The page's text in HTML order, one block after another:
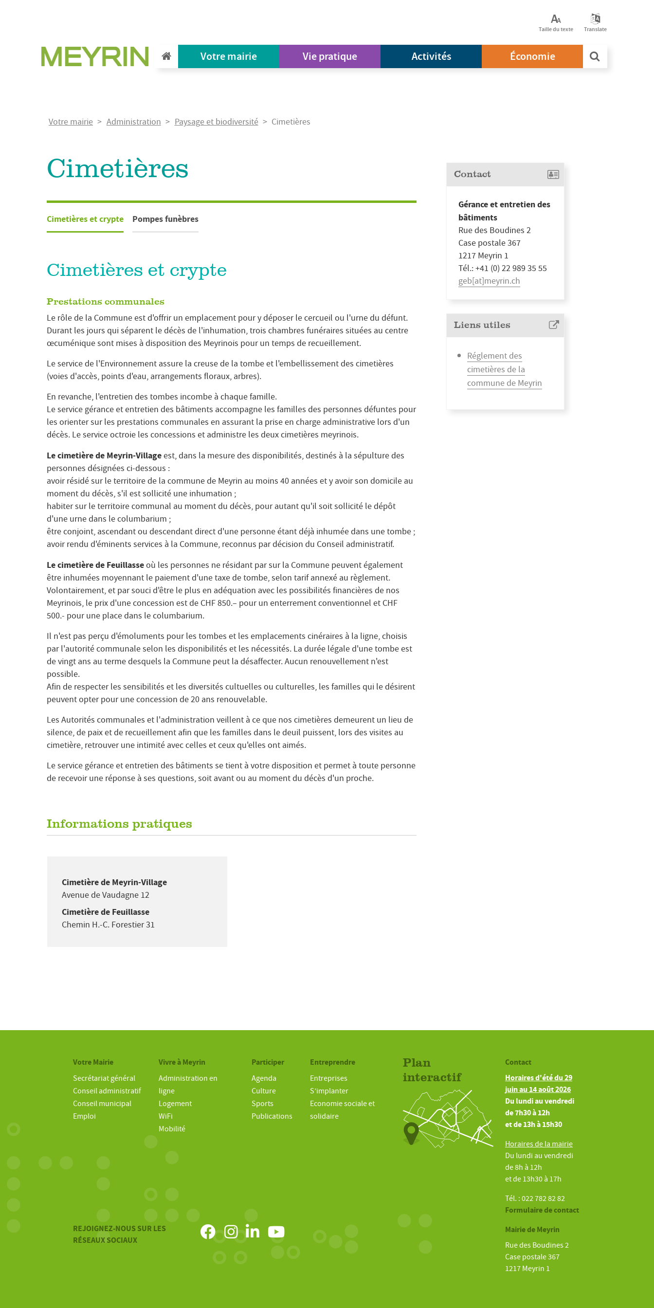
Taille du texte Translate
Votre mairie Vie pratique Activités Économie
FilVotre mairie Administration Paysage et biodiversité Cimetières
Cimetières
Cimetières et crypte Pompes funèbres
Cimetières et crypte
Prestations communales
Le rôle de la Commune est d'offrir un emplacement pour y déposer le cercueil ou l'urne du défunt.
Durant les jours qui séparent le décès de l'inhumation, trois chambres funéraires situées au centre
œcuménique sont mises à disposition des Meyrinois pour un temps de recueillement.
Le service de l'Environnement assure la creuse de la tombe et l'embellissement des cimetières
(voies d'accès, points d'eau, arrangements floraux, arbres).
En revanche, l'entretien des tombes incombe à chaque famille.
Le service gérance et entretien des bâtiments accompagne les familles des personnes défuntes pour
les orienter sur les prestations communales en assurant la prise en charge administrative lors d'un
décès. Le service octroie les concessions et administre les deux cimetières meyrinois.
Le cimetière de Meyrin-Villageest, dans la mesure des disponibilités, destinés à la sépulture des
personnes désignées ci-dessous :
avoir résidé sur le territoire de la commune de Meyrin au moins 40 années et y avoir son domicile au
moment du décès, s'il est sollicité une inhumation ;
habiter sur le territoire communal au moment du décès, pour autant qu'il soit sollicité le dépôt
d'une urne dans le columbarium ;
être conjoint, ascendant ou descendant direct d'une personne étant déjà inhumée dans une tombe ;
avoir rendu d'éminents services à la Commune, reconnus par décision du Conseil administratif.
Le cimetière de Feuillasseoù les personnes ne résidant par sur la Commune peuvent également
être inhumées moyennant le paiement d'une taxe de tombe, selon tarif annexé au règlement.
Volontairement, et par souci d'être le plus en adéquation avec les possibilités financières de nos
Meyrinois, le prix d'une concession est de CHF 850.– pour un enterrement conventionnel et CHF
500.- pour une place dans le columbarium.
Il n'est pas perçu d'émoluments pour les tombes et les emplacements cinéraires à la ligne, choisis
par l'autorité communale selon les disponibilités et les nécessités. La durée légale d'une tombe est
de vingt ans au terme desquels la Commune peut la désaffecter. Aucun renouvellement n'est
possible.
Afin de respecter les sensibilités et les diversités cultuelles ou culturelles, les familles qui le désirent
peuvent opter pour une concession de 20 ans renouvelable.
Les Autorités communales et l'administration veillent à ce que nos cimetières demeurent un lieu de
silence, de paix et de recueillement afin que les familles dans le deuil puissent, lors des visites au
cimetière, retrouver une intimité avec celles et ceux qu'elles ont aimés.
Le service gérance et entretien des bâtiments se tient à votre disposition et permet à toute personne
de recevoir une réponse à ses questions, soit avant ou au moment du décès d'un proche.
Informations pratiques
Cimetière de Meyrin-Village
Avenue de Vaudagne 12
Cimetière de Feuillasse
Chemin H.-C. Forestier 31
Contact
Gérance et entretien des
bâtiments
Rue des Boudines 2
Case postale 367
1217 Meyrin 1
Tél.: +41 (0) 22 989 35 55
geb[at]meyrin.ch
Liens utiles
Réglement des
cimetières de la
commune de Meyrin
Votre Mairie
Secrétariat général
Conseil administratif
Conseil municipal
Emploi
Vivre à Meyrin
Administration en
ligne
Logement
WiFi
Mobilité
Participer
Agenda
Culture
Sports
Publications
Entreprendre
Entreprises
S’implanter
Economie sociale et
solidaire
Plan
interactif
Contact
Horaires d'été du 29
juin au 14 août 2026
Du lundi au vendredi
de 7h30 à 12h
et de 13h à 15h30
Horaires de la mairie
Du lundi au vendredi
de 8h à 12h
et de 13h30 à 17h
Tél. : 022 782 82 82
Formulaire de contact
Mairie de Meyrin
Rue des Boudines 2
Case postale 367
1217 Meyrin 1
REJOIGNEZ-NOUS SUR LES
RÉSEAUX SOCIAUX